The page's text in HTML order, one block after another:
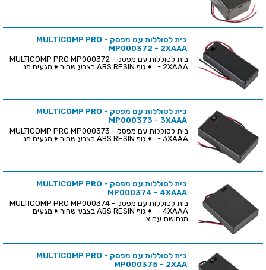
בית לסוללות עם מפסק - MULTICOMP PRO
MP000372 - 2XAAA
בית לסוללות עם מפסק - MULTICOMP PRO MP000372
- 2XAAA ♦ גוף ABS RESIN בצבע שחור ♦ מגעים מנ...
בית לסוללות עם מפסק - MULTICOMP PRO
MP000373 - 3XAAA
בית לסוללות עם מפסק - MULTICOMP PRO MP000373
- 3XAAA ♦ גוף ABS RESIN בצבע שחור ♦ מגעים מנ...
בית לסוללות עם מפסק - MULTICOMP PRO
MP000374 - 4XAAA
בית לסוללות עם מפסק - MULTICOMP PRO MP000374
- 4XAAA ♦ גוף ABS RESIN בצבע שחור ♦ מגעים
מנחושת עם צ...
בית לסוללות עם מפסק - MULTICOMP PRO
MP000375 - 2XAA